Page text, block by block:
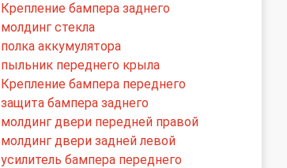
Крепление бампера заднего
молдинг стекла
полка аккумулятора
пыльник переднего крыла
Крепление бампера переднего
защита бампера заднего
молдинг двери передней правой
молдинг двери задней левой
усилитель бампера переднего